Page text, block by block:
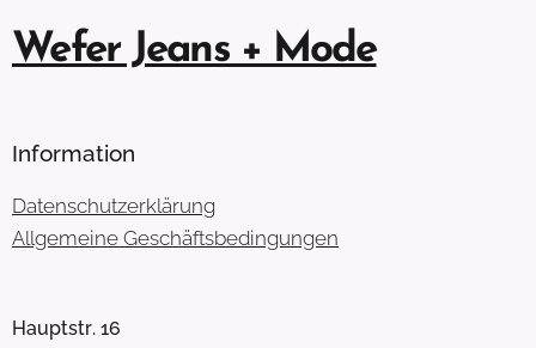
Wefer Jeans + Mode
Information
Datenschutzerklärung
Allgemeine Geschäftsbedingungen
Hauptstr. 16